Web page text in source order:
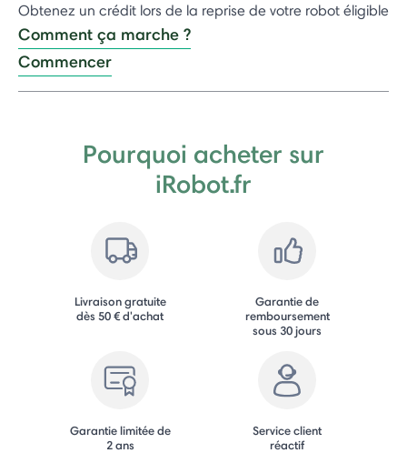
Obtenez un crédit lors de la reprise de votre robot éligible
Comment ça marche ?
Commencer
Pourquoi acheter sur
iRobot.fr
Livraison gratuite
dès 50 € d'achat
Garantie de
remboursement
sous 30 jours
Garantie limitée de
2 ans
Service client
réactif